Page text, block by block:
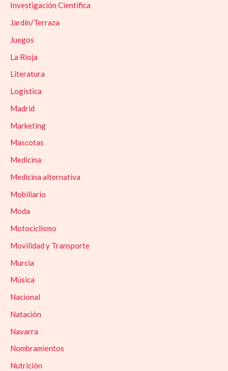
Investigación Científica
Jardín/Terraza
Juegos
La Rioja
Literatura
Logística
Madrid
Marketing
Mascotas
Medicina
Medicina alternativa
Mobiliario
Moda
Motociclismo
Movilidad y Transporte
Murcia
Música
Nacional
Natación
Navarra
Nombramientos
Nutrición